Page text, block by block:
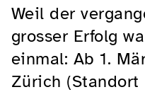
Weil der
grosser Erfolg
einmal: Ab 1.
Zürich